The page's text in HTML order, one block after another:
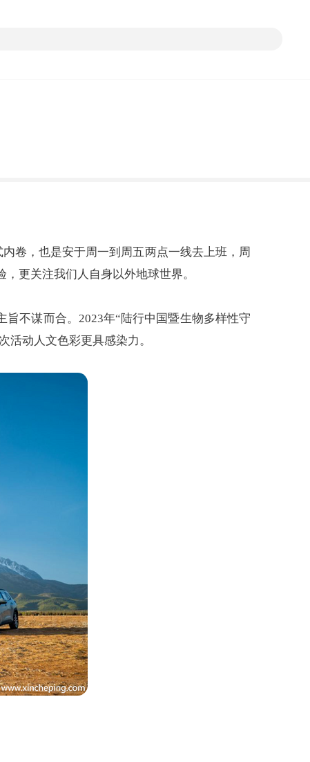
卷，也是安于周一到周五两点一线去上班，周
更关注我们人自身以外地球世界。
不谋而合。2023年“陆行中国暨生物多样性守
动人文色彩更具感染力。